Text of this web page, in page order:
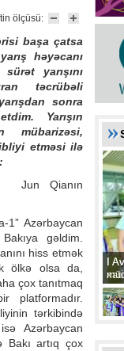
ölçüsü:
başa çatsa
həyəcanı
yarışını
təcrübəli
sonra
Yarışın
mübarizəsi,
etməsi ilə
Jun Qianın
1” Azərbaycan
gəldim.
hiss etmək
ölkə olsa da,
çox tanıtmaq
platformadır.
tərkibində
Azərbaycan
artıq çox
II